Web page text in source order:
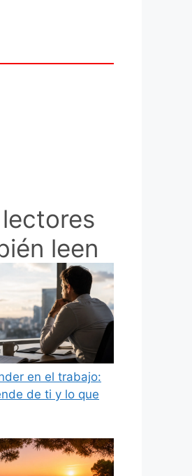
leen
en el trabajo:
de ti y lo que